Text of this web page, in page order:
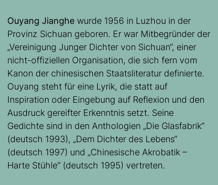
Ouyang Jianghe wurde 1956 in Luzhou in der
Provinz Sichuan geboren. Er war Mitbegründer der
„Vereinigung Junger Dichter von Sichuan“, einer
nicht-offiziellen Organisation, die sich fern vom
Kanon der chinesischen Staatsliteratur definierte.
Ouyang steht für eine Lyrik, die statt auf
Inspiration oder Eingebung auf Reflexion und den
Ausdruck gereifter Erkenntnis setzt. Seine
Gedichte sind in den Anthologien „Die Glasfabrik“
(deutsch 1993), „Dem Dichter des Lebens“
(deutsch 1997) und „Chinesische Akrobatik –
Harte Stühle“ (deutsch 1995) vertreten.